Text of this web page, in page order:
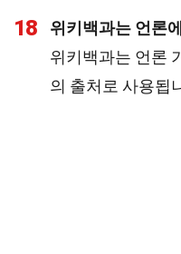
18
위키백과는 언론
위키백과는 언론
의 출처로 사용됩